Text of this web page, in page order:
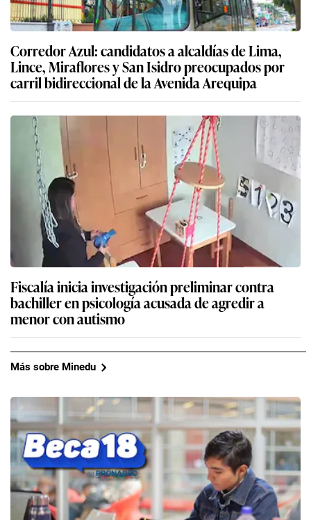
Corredor Azul: candidatos a alcaldías de Lima,
Lince, Miraflores y San Isidro preocupados por
carril bidireccional de la Avenida Arequipa
Fiscalía inicia investigación preliminar contra
bachiller en psicología acusada de agredir a
menor con autismo
Más sobre Minedu